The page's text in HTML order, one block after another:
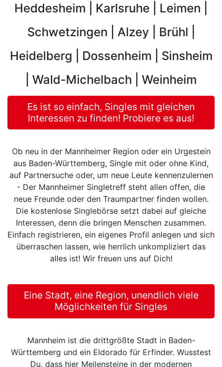
Heddesheim
Karlsruhe Leimen
Schwetzingen
Alzey Brühl
Heidelberg
Dossenheim
Sinsheim
Wald-Michelbach Weinheim
Es ist so einfach, Singles mit gleichen
Interessen zu finden! Probiere es aus!
Ob neu in der Mannheimer Region oder ein Urgestein
aus Baden-Württemberg, Single mit oder ohne Kind,
auf Partnersuche oder, um neue Leute kennenzulernen
- Der Mannheimer Singletreff steht allen offen, die
neue Freunde oder den Traumpartner finden wollen.
Die kostenlose Singlebörse setzt dabei auf gleiche
Interessen, denn die bringen Menschen zusammen.
Einfach registrieren, ein eigenes Profil anlegen und sich
überraschen lassen, wie herrlich unkompliziert das
alles ist! Wir freuen uns auf Dich!
Eine Stadt, eine Region, unendlich viele
Möglichkeiten für Singles
Mannheim ist die drittgrößte Stadt in Baden-
Württemberg und ein Eldorado für Erfinder. Wusstest
Du, dass hier Meilensteine in der modernen